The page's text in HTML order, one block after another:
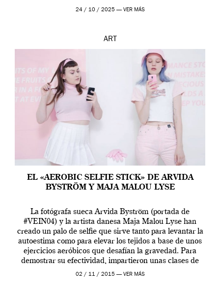
24 / 10 / 2025 — VER MÁS
ART
EL «AEROBIC SELFIE STICK» DE ARVIDA
BYSTRÖM Y MAJA MALOU LYSE
La fotógrafa sueca Arvida Byström (portada de
#VEIN04) y la artista danesa Maja Malou Lyse han
creado un palo de selfie que sirve tanto para levantar la
autoestima como para elevar los tejidos a base de unos
ejercicios aeróbicos que desafían la gravedad. Para
demostrar su efectividad, impartieron unas clases de
prueba en el Tate […]
02 / 11 / 2015 — VER MÁS